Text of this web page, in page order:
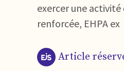
exercer une
renforcée, EHPA ex
Article